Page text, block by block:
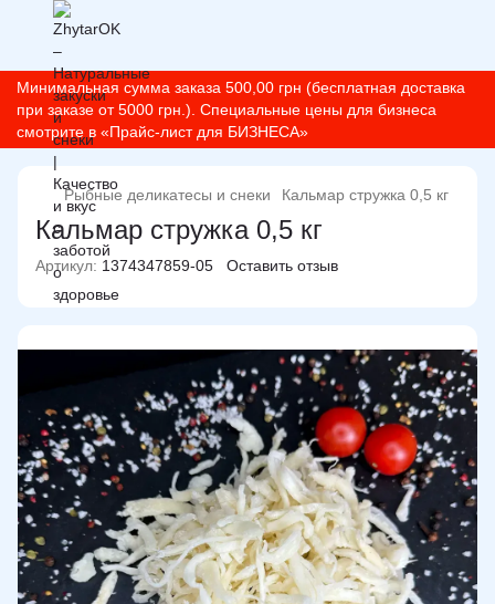
Минимальная сумма заказа 500,00 грн (бесплатная доставка
при заказе от 5000 грн.). Специальные цены для бизнеса
смотрите в «Прайс-лист для БИЗНЕСА»
Рыбные деликатесы и снеки Кальмар стружка 0,5 кг
Кальмар стружка 0,5 кг
Артикул: 1374347859-05 Оставить отзыв